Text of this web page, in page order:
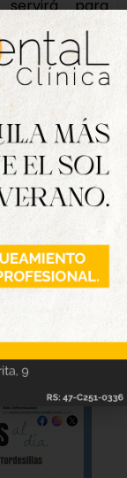
servirá para
oficial como
un coste
determinadas
el mundo del
activa de
grupo de
de
sobre la